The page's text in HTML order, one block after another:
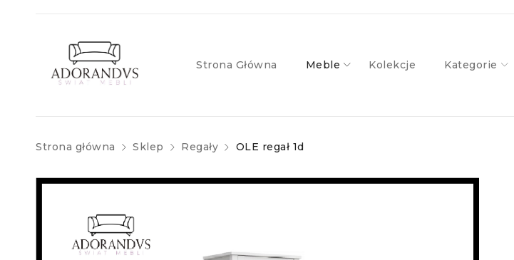
Strona Główna Meble Kolekcje Kategorie
Strona główna Sklep Regały OLE regał 1d